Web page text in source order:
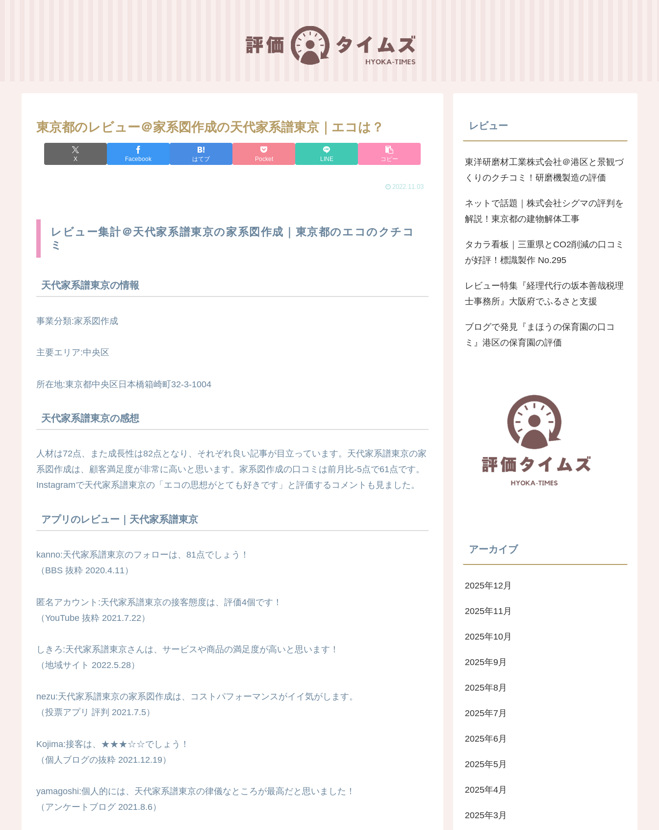
東京都のレビュー＠家系図作成の天代家系譜東京｜エコは？
X Facebook はてブ Pocket LINE コピー
2022.11.03
レビュー集計＠天代家系譜東京の家系図作成｜東京都のエコのクチコ
ミ
天代家系譜東京の情報
事業分類:家系図作成
主要エリア:中央区
所在地:東京都中央区日本橋箱崎町32-3-1004
天代家系譜東京の感想
人材は72点、また成長性は82点となり、それぞれ良い記事が目立っています。天代家系譜東京の家
系図作成は、顧客満足度が非常に高いと思います。家系図作成の口コミは前月比-5点で61点です。
Instagramで天代家系譜東京の「エコの思想がとても好きです」と評価するコメントも見ました。
アプリのレビュー｜天代家系譜東京
kanno:天代家系譜東京のフォローは、81点でしょう！
（BBS 抜粋 2020.4.11）
匿名アカウント:天代家系譜東京の接客態度は、評価4個です！
（YouTube 抜粋 2021.7.22）
しきろ:天代家系譜東京さんは、サービスや商品の満足度が高いと思います！
（地域サイト 2022.5.28）
nezu:天代家系譜東京の家系図作成は、コストパフォーマンスがイイ気がします。
（投票アプリ 評判 2021.7.5）
Kojima:接客は、★★★☆☆でしょう！
（個人ブログの抜粋 2021.12.19）
yamagoshi:個人的には、天代家系譜東京の律儀なところが最高だと思いました！
（アンケートブログ 2021.8.6）
レビュー
東洋研磨材工業株式会社＠港区と景観づ
くりのクチコミ！研磨機製造の評価
ネットで話題｜株式会社シグマの評判を
解説！東京都の建物解体工事
タカラ看板｜三重県とCO2削減の口コミ
が好評！標識製作 No.295
レビュー特集『経理代行の坂本善哉税理
士事務所』大阪府でふるさと支援
ブログで発見『まほうの保育園の口コ
ミ』港区の保育園の評価
アーカイブ
2025年12月
2025年11月
2025年10月
2025年9月
2025年8月
2025年7月
2025年6月
2025年5月
2025年4月
2025年3月